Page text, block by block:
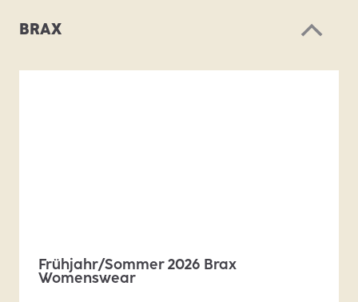
BRAX
Frühjahr/Sommer 2026 Brax
Womenswear